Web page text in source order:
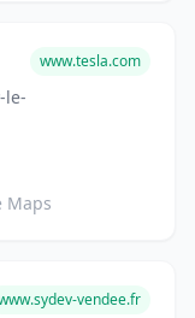
le-
www.tesla.com
Maps
vendee.fr